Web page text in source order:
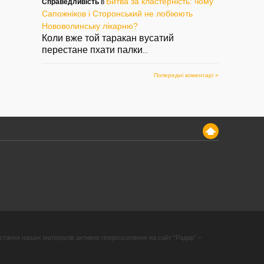
Справедливість в
Сапожніков і Сторонський не лобіюють
Нововолинську лікарню?
Коли вже той таракан вусатий
перестане пхати палки
Попередні коментарі »
наших матеріалів активне гіперпосилання на сайт “Радар” –